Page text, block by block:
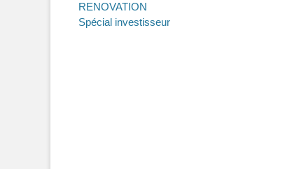
RENOVATION
Spécial investisseur